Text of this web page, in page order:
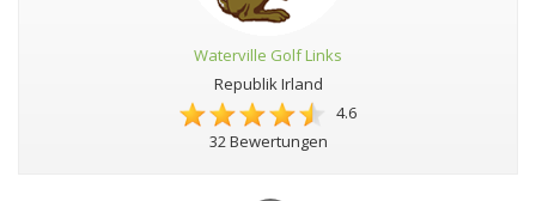
Waterville Golf Links
Republik Irland
4.6
32 Bewertungen